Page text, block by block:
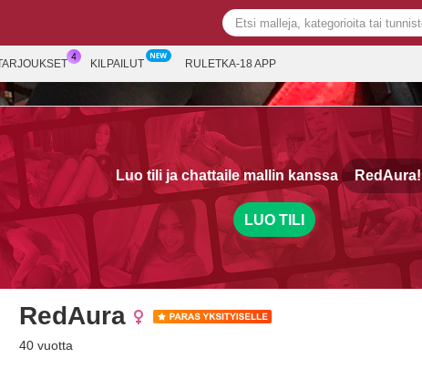
KILPAILUT RULETKA-18 APP
Luo tili ja chattaile mallin kanssa RedAura!
LUO TILI
RedAura
40 vuotta